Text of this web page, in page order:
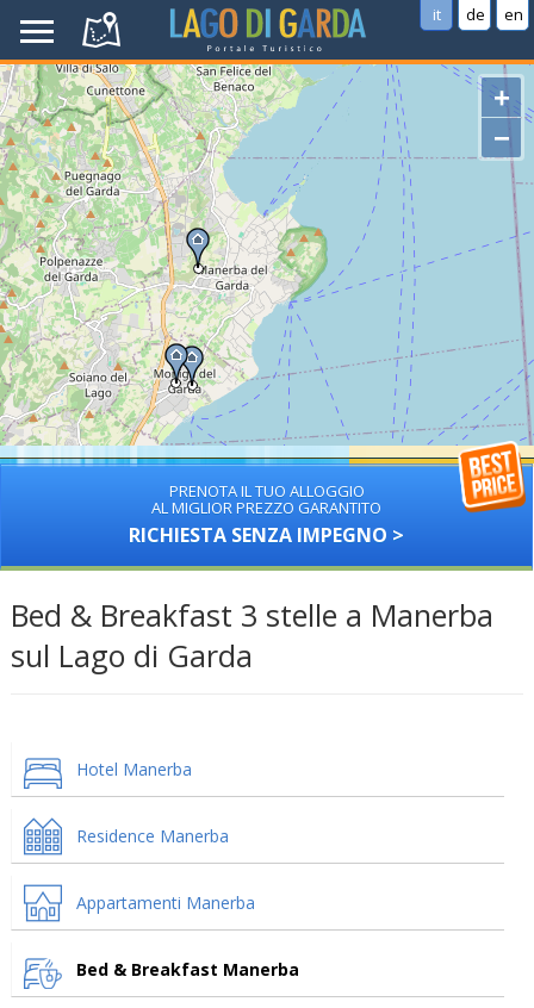
it de en
+
−
PRENOTA IL TUO ALLOGGIO
AL MIGLIOR PREZZO GARANTITO
RICHIESTA SENZA IMPEGNO >
Bed & Breakfast 3 stelle a Manerba
sul Lago di Garda
Hotel Manerba
Residence Manerba
Appartamenti Manerba
Bed & Breakfast Manerba